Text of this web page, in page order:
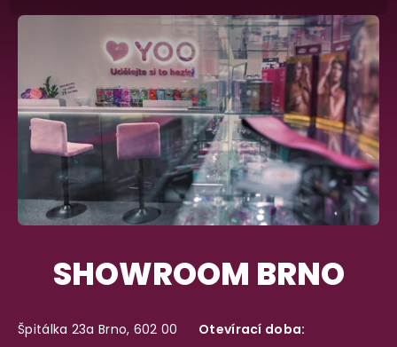
SHOWROOM BRNO
Špitálka 23a Brno, 602 00
Otevírací doba: